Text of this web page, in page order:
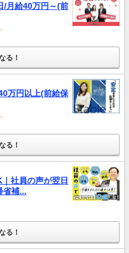
/月給40万円～(前
る！
万円以上(前給保
る！
社員の声が翌日
省補...
る！